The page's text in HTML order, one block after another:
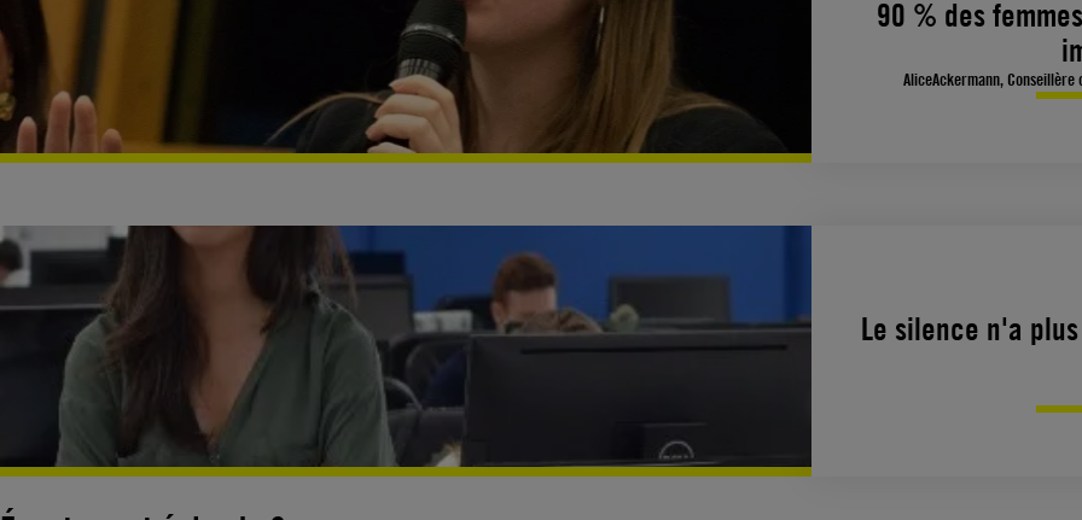
90 % des
AliceAckermann,
Le silence n'a